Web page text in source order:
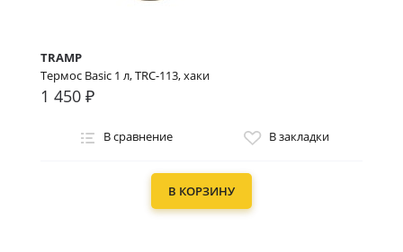
TRAMP
Термос Basic 1 л, TRC-113, хаки
1 450 ₽
В сравнение В закладки
В КОРЗИНУ